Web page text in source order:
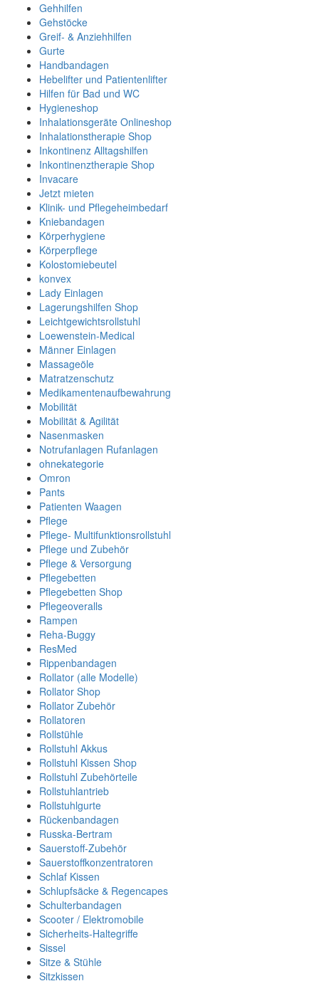
Gehhilfen
Gehstöcke
Greif- & Anziehhilfen
Gurte
Handbandagen
Hebelifter und Patientenlifter
Hilfen für Bad und WC
Hygieneshop
Inhalationsgeräte Onlineshop
Inhalationstherapie Shop
Inkontinenz Alltagshilfen
Inkontinenztherapie Shop
Invacare
Jetzt mieten
Klinik- und Pflegeheimbedarf
Kniebandagen
Körperhygiene
Körperpflege
Kolostomiebeutel
konvex
Lady Einlagen
Lagerungshilfen Shop
Leichtgewichtsrollstuhl
Loewenstein-Medical
Männer Einlagen
Massageöle
Matratzenschutz
Medikamentenaufbewahrung
Mobilität
Mobilität & Agilität
Nasenmasken
Notrufanlagen Rufanlagen
ohnekategorie
Omron
Pants
Patienten Waagen
Pflege
Pflege- Multifunktionsrollstuhl
Pflege und Zubehör
Pflege & Versorgung
Pflegebetten
Pflegebetten Shop
Pflegeoveralls
Rampen
Reha-Buggy
ResMed
Rippenbandagen
Rollator (alle Modelle)
Rollator Shop
Rollator Zubehör
Rollatoren
Rollstühle
Rollstuhl Akkus
Rollstuhl Kissen Shop
Rollstuhl Zubehörteile
Rollstuhlantrieb
Rollstuhlgurte
Rückenbandagen
Russka-Bertram
Sauerstoff-Zubehör
Sauerstoffkonzentratoren
Schlaf Kissen
Schlupfsäcke & Regencapes
Schulterbandagen
Scooter / Elektromobile
Sicherheits-Haltegriffe
Sissel
Sitze & Stühle
Sitzkissen